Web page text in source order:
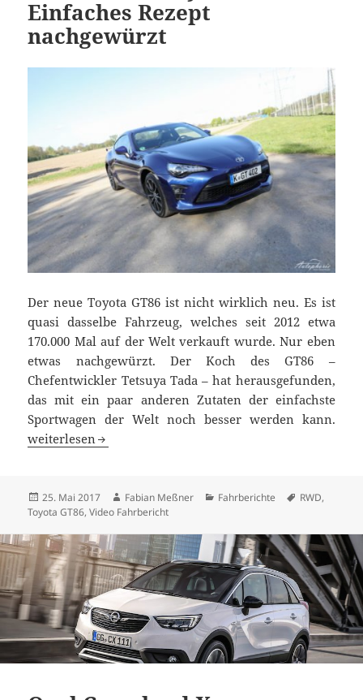
Einfaches Rezept
nachgewürzt
Der neue Toyota GT86 ist nicht wirklich neu. Es ist
quasi dasselbe Fahrzeug, welches seit 2012 etwa
170.000 Mal auf der Welt verkauft wurde. Nur eben
etwas nachgewürzt. Der Koch des GT86 –
Chefentwickler Tetsuya Tada – hat herausgefunden,
das mit ein paar anderen Zutaten der einfachste
Sportwagen der Welt noch besser werden kann.
Fahrbericht Toyota GT86: Einfaches Rezept nachgewürzt
weiterlesen
Veröffentlicht
am
25. Mai 2017 Autor
Fabian Meßner Kategorien
Fahrberichte Schlagwörter
RWD,
Toyota GT86,Video Fahrbericht